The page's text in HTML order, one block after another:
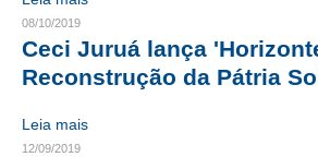
CONTATO
CURSOS
ENGENHEIRO EMPREENDEDOR
08/10/2019
Ceci Juruá lança
Reconstrução da Pátria
Leia mais
12/09/2019